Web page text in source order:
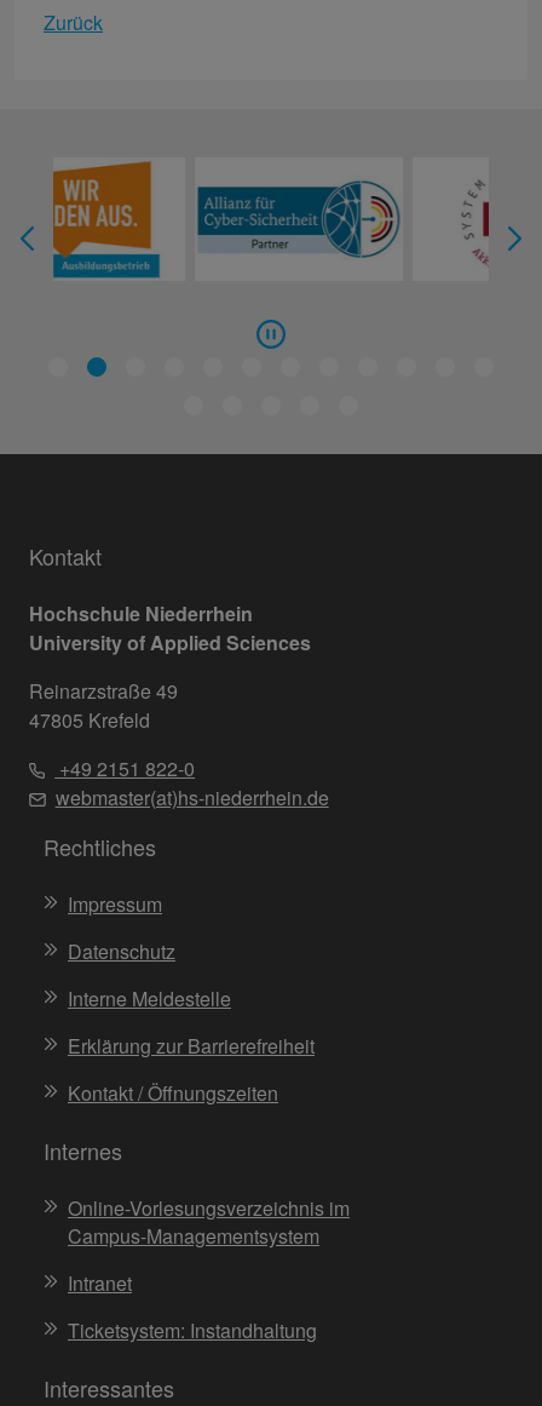
Zurück
Kontakt
Hochschule Niederrhein
University of Applied Sciences
Reinarzstraße 49
47805 Krefeld
+49 2151 822-0
webmaster(at)hs-niederrhein.de
Rechtliches
Impressum
Datenschutz
Interne Meldestelle
Erklärung zur Barrierefreiheit
Kontakt / Öffnungszeiten
Internes
Online-Vorlesungsverzeichnis im
Campus-Managementsystem
Intranet
Ticketsystem: Instandhaltung
Interessantes